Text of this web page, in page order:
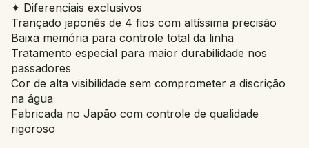
✦ Diferenciais exclusivos
Trançado japonês de 4 fios com altíssima precisão
Baixa memória para controle total da linha
Tratamento especial para maior durabilidade nos
passadores
Cor de alta visibilidade sem comprometer a discrição
na água
Fabricada no Japão com controle de qualidade
rigoroso